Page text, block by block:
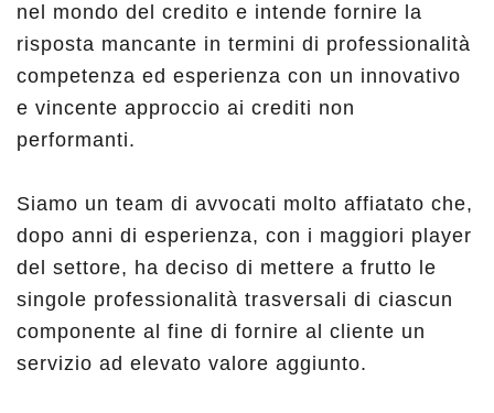
nel mondo del credito e intende fornire la
risposta mancante in termini di professionalità
competenza ed esperienza con un innovativo
e vincente approccio ai crediti non
performanti.
Siamo un team di avvocati molto affiatato che,
dopo anni di esperienza, con i maggiori player
del settore, ha deciso di mettere a frutto le
singole professionalità trasversali di ciascun
componente al fine di fornire al cliente un
servizio ad elevato valore aggiunto.